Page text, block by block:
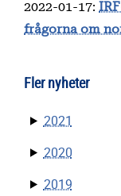
2022-01-17:
frågorna om
Fler nyheter
2021
2020
2019